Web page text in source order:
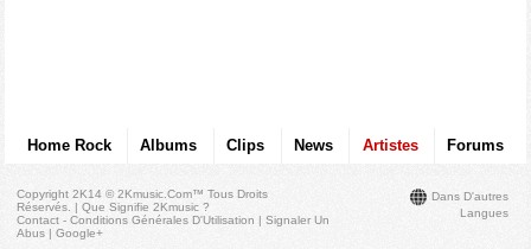
Home Rock Albums Clips News Artistes Forums
Dans D'autres
Langues
Copyright 2K14 © 2Kmusic.com™Tous Droits
Réservés . |Que Signifie 2Kmusic ?
Contact - Conditions Générales D'Utilisation |Signaler Un
Abus |Google+